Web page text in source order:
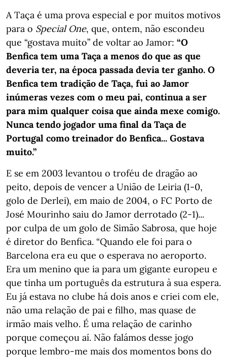
A Taça é uma prova especial e por muitos motivos
para o Special One, que, ontem, não escondeu
que “gostava muito” de voltar ao Jamor: “O
Benfica tem uma Taça a menos do que as que
deveria ter, na época passada devia ter ganho. O
Benfica tem tradição de Taça, fui ao Jamor
inúmeras vezes com o meu pai, continua a ser
para mim qualquer coisa que ainda mexe comigo.
Nunca tendo jogador uma final da Taça de
Portugal como treinador do Benfica... Gostava
muito.”
E se em 2003 levantou o troféu de dragão ao
peito, depois de vencer a União de Leiria (1-0,
golo de Derlei), em maio de 2004, o FC Porto de
José Mourinho saiu do Jamor derrotado (2-1)...
por culpa de um golo de Simão Sabrosa, que hoje
é diretor do Benfica. “Quando ele foi para o
Barcelona era eu que o esperava no aeroporto.
Era um menino que ia para um gigante europeu e
que tinha um português da estrutura à sua espera.
Eu já estava no clube há dois anos e criei com ele,
não uma relação de pai e filho, mas quase de
irmão mais velho. É uma relação de carinho
porque começou aí. Não falámos desse jogo
porque lembro-me mais dos momentos bons do